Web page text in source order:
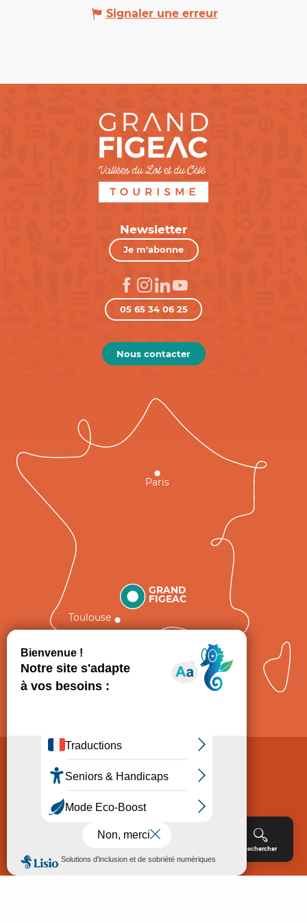
Rechercher
Signaler une erreur
Newsletter
Je m'abonne
05 65 34 06 25
Nous contacter
GRAND
FIGEAC
Toulouse
Paris
Politique de Protection des données
Consentement
Accessibilité : non conforme